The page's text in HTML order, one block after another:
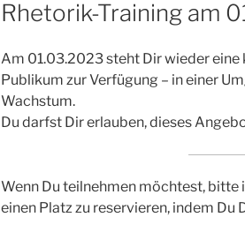
Rhetorik-Training am
Am 01.03.2023 steht Dir wieder eine
Publikum zur Verfügung – in einer
Wachstum.
Du darfst Dir erlauben, dieses
Wenn Du teilnehmen möchtest, bitte
einen Platz zu reservieren, indem Du